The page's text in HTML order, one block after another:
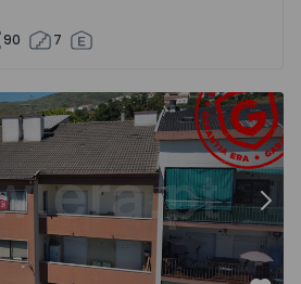
90 7
Covilhã e Canhoso - 1497806 -